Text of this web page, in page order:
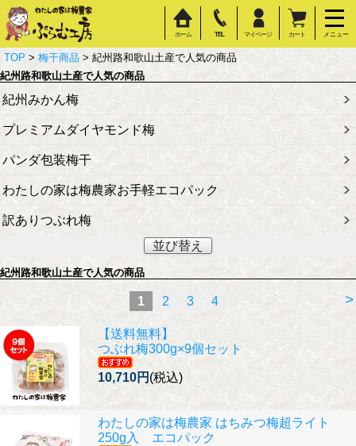
ホーム TEL マイページ カート メニュー
TOP > 梅干商品 > 紀州路和歌山土産で人気の商品
紀州路和歌山土産で人気の商品
紀州みかん梅
プレミアムダイヤモンド梅
パンダ包装梅干
わたしの家は梅農家お手軽エコパック
訳ありつぶれ梅
並び替え
紀州路和歌山土産で人気の商品
>
1 2 3 4
【送料無料】
つぶれ梅300g×9個セット
10,710円 (税込)
わたしの家は梅農家 はちみつ梅超ライト
250g入 エコパック